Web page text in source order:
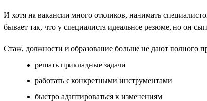
И хотя на вакансии много откликов, нанимать
бывает так, что у специалиста идеальное резюме, но он
Стаж, должности и образование больше не дают полного
решать прикладные задачи
работать с конкретными инструментами
быстро адаптироваться к изменениям